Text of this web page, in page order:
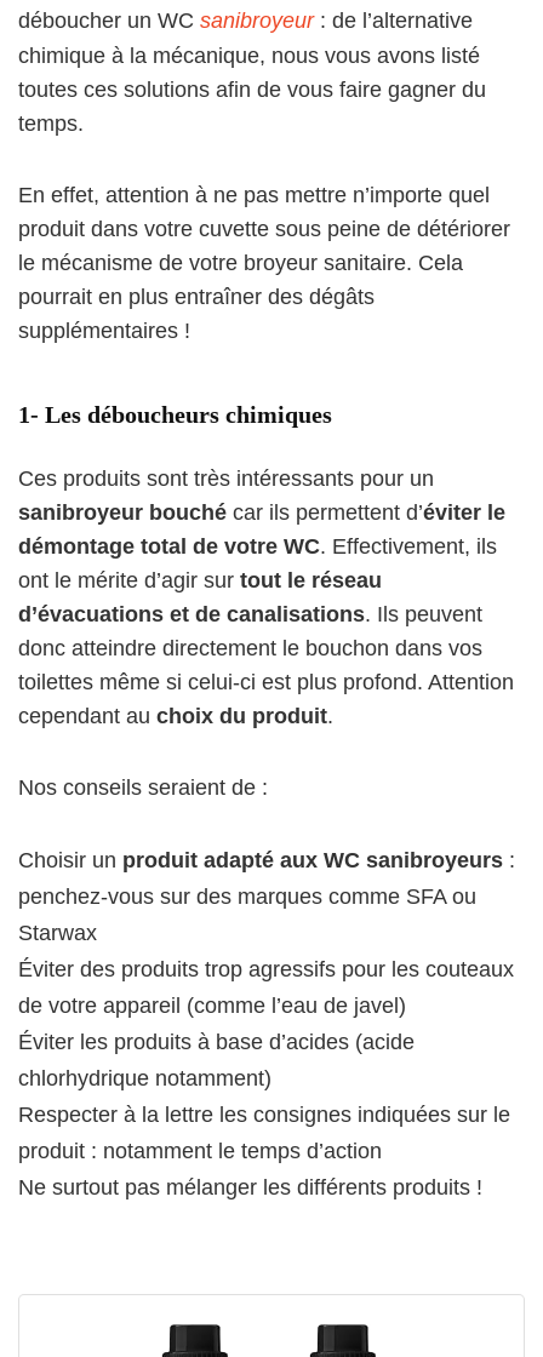
déboucher un WC sanibroyeur: de l’alternative
chimique à la mécanique, nous vous avons listé
toutes ces solutions afin de vous faire gagner du
temps.
En effet, attention à ne pas mettre n’importe quel
produit dans votre cuvette sous peine de détériorer
le mécanisme de votre broyeur sanitaire. Cela
pourrait en plus entraîner des dégâts
supplémentaires !
1- Les déboucheurs chimiques
Ces produits sont très intéressants pour un
sanibroyeur bouché car ils permettent d’éviter le
démontage total de votre WC. Effectivement, ils
ont le mérite d’agir sur tout le réseau
d’évacuations et de canalisations. Ils peuvent
donc atteindre directement le bouchon dans vos
toilettes même si celui-ci est plus profond. Attention
cependant au choix du produit.
Nos conseils seraient de :
Choisir un produit adapté aux WC sanibroyeurs :
penchez-vous sur des marques comme SFA ou
Starwax
Éviter des produits trop agressifs pour les couteaux
de votre appareil (comme l’eau de javel)
Éviter les produits à base d’acides (acide
chlorhydrique notamment)
Respecter à la lettre les consignes indiquées sur le
produit : notamment le temps d’action
Ne surtout pas mélanger les différents produits !